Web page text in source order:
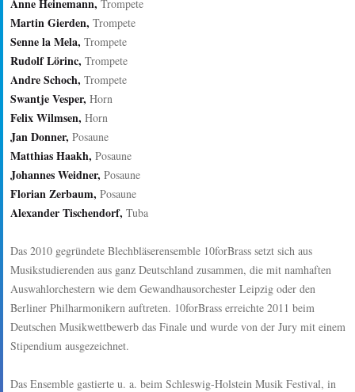
Anne Heinemann, Trompete
Martin Gierden, Trompete
Senne la Mela, Trompete
Rudolf Lörinc, Trompete
Andre Schoch, Trompete
Swantje Vesper, Horn
Felix Wilmsen, Horn
Jan Donner, Posaune
Matthias Haakh, Posaune
Johannes Weidner, Posaune
Florian Zerbaum, Posaune
Alexander Tischendorf, Tuba
Das 2010 gegründete Blechbläserensemble 10forBrass setzt sich aus
Musikstudierenden aus ganz Deutschland zusammen, die mit namhaften
Auswahlorchestern wie dem Gewandhausorchester Leipzig oder den
Berliner Philharmonikern auftreten. 10forBrass erreichte 2011 beim
Deutschen Musikwettbewerb das Finale und wurde von der Jury mit einem
Stipendium ausgezeichnet.
Das Ensemble gastierte u. a. beim Schleswig-Holstein Musik Festival, in